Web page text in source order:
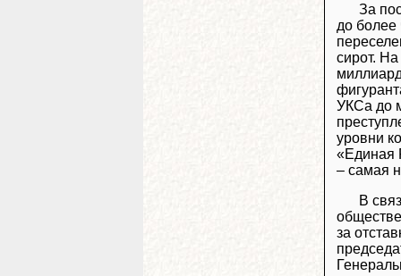
За
до
сирот.
УКСа до
уровни
«Единая
– самая
В
за